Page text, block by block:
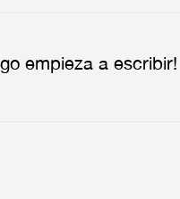
empieza a escribir!